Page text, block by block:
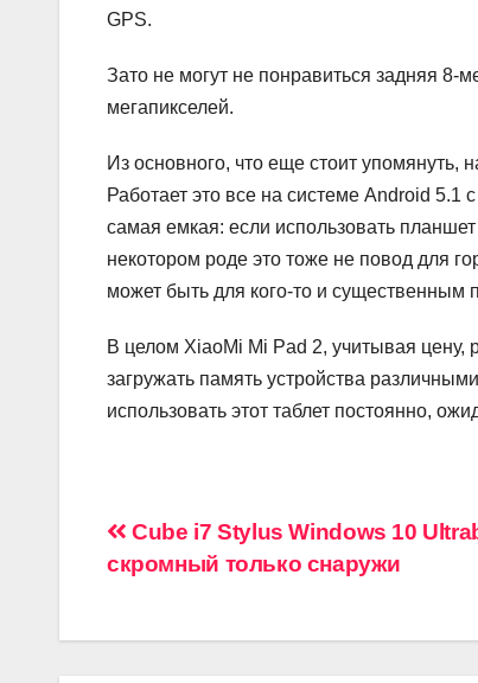
GPS.
Зато не могут не понравиться задняя 8-
мегапикселей.
Из основного, что еще стоит упомянуть,
Работает это все на системе Android
самая емкая: если использовать
некотором роде это тоже не повод для
может быть для кого-то и существенным
В целом XiaoMi Mi Pad 2, учитывая цену,
загружать память устройства
использовать этот таблет постоянно,
Навигация
по
записям
Cube i7 Stylus Windows 10
скромный только снаружи